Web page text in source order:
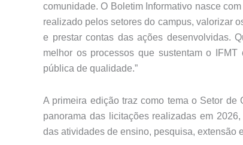
comunidade. O Boletim Informativo nasce
realizado pelos setores do campus, valorizar
e prestar contas das ações desenvolvidas.
melhor os processos que sustentam o
pública de qualidade.”
A primeira edição traz como tema o Setor de
panorama das licitações realizadas em
das atividades de ensino, pesquisa, extensão